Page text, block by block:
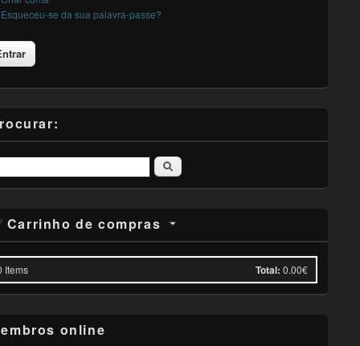
Esqueceu-se da sua palavra-passe?
Pesquisar
Carrinho de compras
Items Total: 0.00€
online